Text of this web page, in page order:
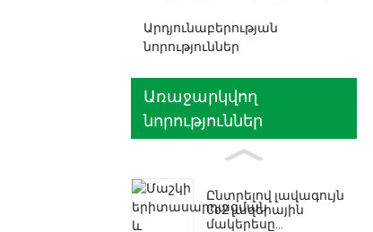
Արդյունաբերության
նորություններ
Առաջարկվող
նորություններ
Ընտրելով լավագույն
Co2 լազերային
մակերեսը...